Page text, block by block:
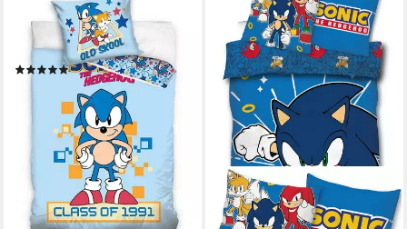
Wendebettwäsche Lizenz
Wendebettwäsche
135x200/80x80cm
(5)
lieferbar - in 3-4 Werktagen bei dir